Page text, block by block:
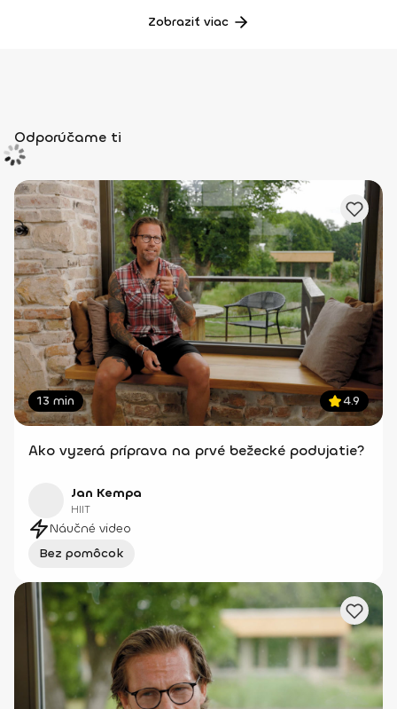
Zobraziť viac
Odporúčame ti
13 min 4.9
Ako vyzerá príprava na prvé bežecké podujatie?
Jan Kempa
HIIT
Náučné video
Bez pomôcok